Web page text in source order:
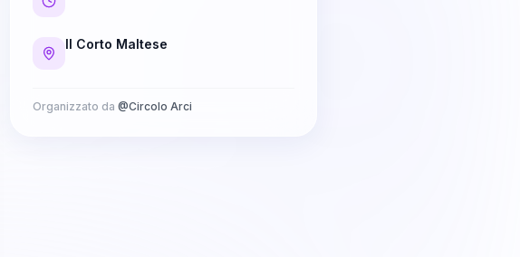
Il Corto Maltese
Organizzato da @Circolo Arci